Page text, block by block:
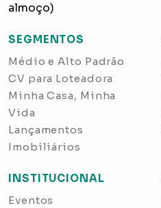
SEGMENTOS
Médio e Alto Padrão
CV para Loteadora
Minha Casa, Minha
Vida
Lançamentos
Imobiliários
INSTITUCIONAL
Eventos
almoço)